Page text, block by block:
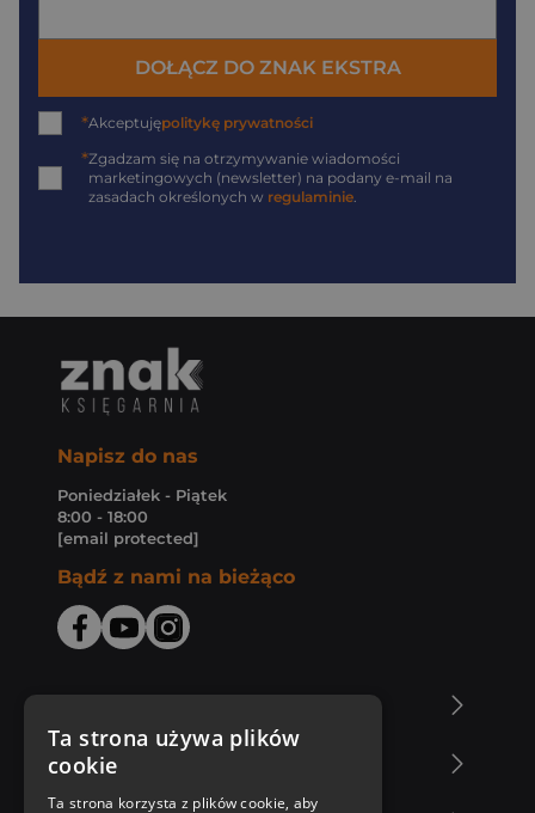
DOŁĄCZ DO ZNAK EKSTRA
*Akceptujępolitykę prywatności
*Zgadzam się na otrzymywanie wiadomości
marketingowych (newsletter) na podany e-mail na
zasadach określonych w regulaminie
Napisz do nas
Poniedziałek - Piątek
8:00 - 18:00
[email protected]
Bądź z nami na bieżąco
Zakupy u nas
Ta strona używa plików
cookie
Ta strona korzysta z plików cookie, aby